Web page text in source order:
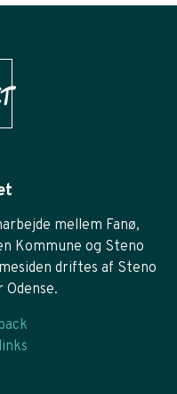
mellem Fanø,
Kommune og Steno
driftes af Steno